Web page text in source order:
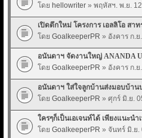
โดย hellowriter » พฤหัสฯ. พ.ย.
เปิดตึกใหม่ โครงการ เอลลิโอ สา
โดย GoalkeeperPR » อังคาร ก.
อนันดาฯ จัดงานใหญ่ ANANDA
โดย GoalkeeperPR » อังคาร ก.
อนันดาฯ ใส่ใจลูกบ้านส่งมอบบ้าน
โดย GoalkeeperPR » ศุกร์ มิ.ย.
ใครๆก็เป็นเอเจนท์ได้ เพียงแนะน
โดย GoalkeeperPR » จันทร์ มิ.ย.